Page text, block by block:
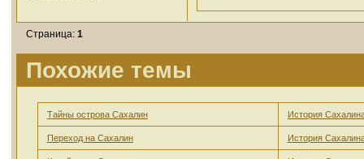
Страница: 1
Похожие темы
Тайны острова Сахалин История
Переход на Сахалин История